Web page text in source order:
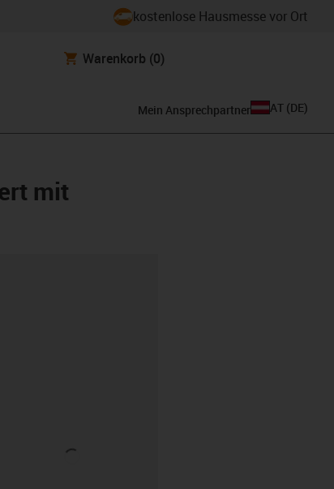
kostenlose Hausmesse vor Ort
Warenkorb (0)
Mein Ansprechpartner AT (DE)
mit